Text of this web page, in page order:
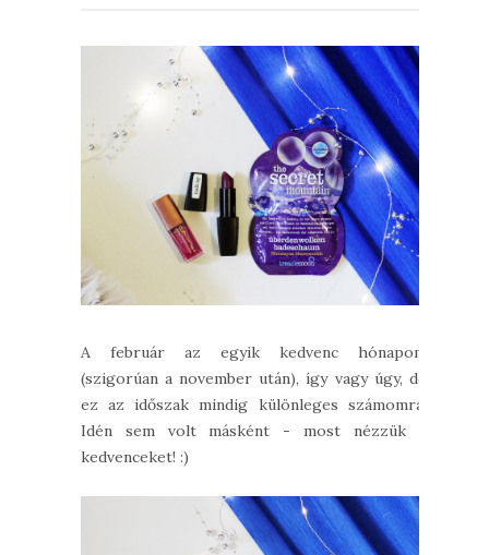
A február az egyik kedvenc hónapom
(szigorúan a november után), így vagy úgy, de
ez az időszak mindig különleges számomra.
Idén sem volt másként - most nézzük a
kedvenceket! :)